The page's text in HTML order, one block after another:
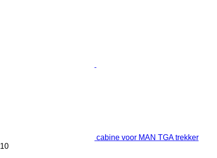
cabine voor MAN TGA trekker
10